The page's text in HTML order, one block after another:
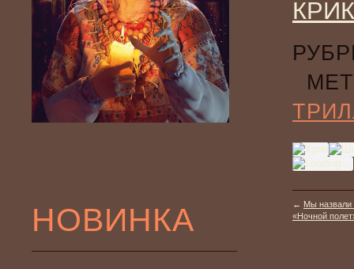
НОВИНКА ← Мы назвали
«Ночной